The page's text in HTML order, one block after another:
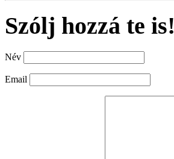
Szólj hozzá te is!
Név
Email